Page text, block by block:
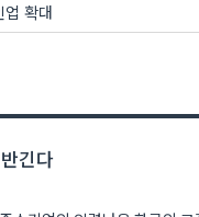
확대
긴다